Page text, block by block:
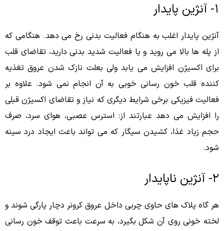
۱- آنژین پایدار
آنژین پایدار اغلب به هنگام فعالیت بدنی رخ می دهد. هنگامی که
از پله ها بالا می روید و یا فعالیت شدید بدنی دارید، تقاضای قلب
برای اکسیژن افزایش می یابد ولی بعلت نازک شدن عروق تغذیه
کننده قلب خون رسانی خوبی به آن انجام نمی شود. علاوه بر
فعالیت فیزیکی برخی شرایط دیگری که نیاز و تقاضای اکسیژن قبلی
را افزایش می دهد عبارتند از: استرس عصبی، هوای سرد، صرف
حجم زیاد غذا، کشیدن سیگار که می تواند باعث ایجاد درد سینه
شود.
۲- آنژین ناپایدار
هر گاه پلاک های حاوی چربی داخل عروق کرونر دچار پارگی شوند و
لخته خونی روی آن شکل بگیرد، به سرعت باعث توقف خون رسانی